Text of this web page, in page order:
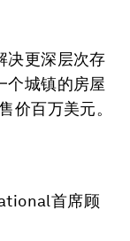
决更深层次存
个城镇的房屋
价百万美元。
首席顾